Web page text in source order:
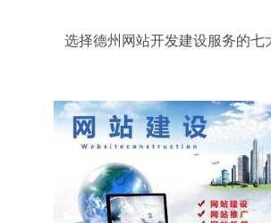
选择德州网站开发建设服务的七